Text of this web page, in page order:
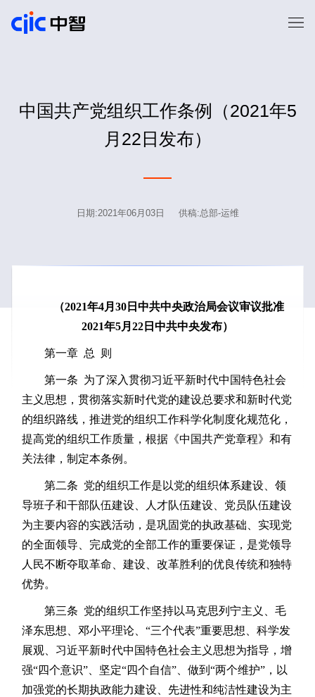
中国共产党组织工作条例（2021年5
月22日发布）
日期:2021年06月03日 供稿:总部-运维
（2021年4月30日中共中央政治局会议审议批准
2021年5月22日中共中央发布）
第一章 总 则
第一条 为了深入贯彻习近平新时代中国特色社会
主义思想，贯彻落实新时代党的建设总要求和新时代党
的组织路线，推进党的组织工作科学化制度化规范化，
提高党的组织工作质量，根据《中国共产党章程》和有
关法律，制定本条例。
第二条 党的组织工作是以党的组织体系建设、领
导班子和干部队伍建设、人才队伍建设、党员队伍建设
为主要内容的实践活动，是巩固党的执政基础、实现党
的全面领导、完成党的全部工作的重要保证，是党领导
人民不断夺取革命、建设、改革胜利的优良传统和独特
优势。
第三条 党的组织工作坚持以马克思列宁主义、毛
泽东思想、邓小平理论、“三个代表”重要思想、科学发
展观、习近平新时代中国特色社会主义思想为指导，增
强“四个意识”、坚定“四个自信”、做到“两个维护”，以
加强党的长期执政能力建设、先进性和纯洁性建设为主